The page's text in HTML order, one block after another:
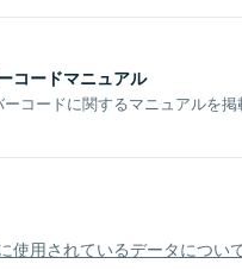
コードマニュアル
コードに関するマニュアルを掲
使用されているデータについ